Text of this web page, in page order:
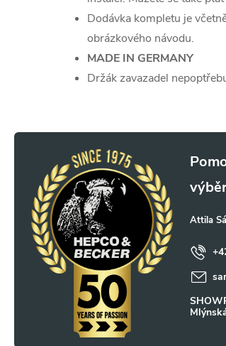
Dodávka kompletu je
obrázkového návodu.
MADE IN GERMANY
Držák zavazadel
Attila